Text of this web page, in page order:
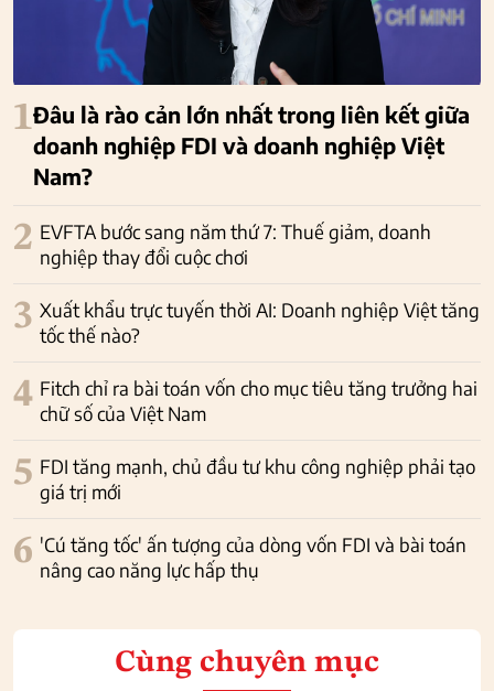
1Đâu là rào cản lớn nhất trong liên kết giữa
doanh nghiệp FDI và doanh nghiệp Việt
Nam?
2 EVFTA bước sang năm thứ 7: Thuế giảm, doanh
nghiệp thay đổi cuộc chơi
3 Xuất khẩu trực tuyến thời AI: Doanh nghiệp Việt tăng
tốc thế nào?
4 Fitch chỉ ra bài toán vốn cho mục tiêu tăng trưởng hai
chữ số của Việt Nam
5 FDI tăng mạnh, chủ đầu tư khu công nghiệp phải tạo
giá trị mới
6 'Cú tăng tốc' ấn tượng của dòng vốn FDI và bài toán
nâng cao năng lực hấp thụ
Cùng chuyên mục